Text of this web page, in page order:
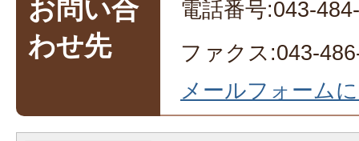
お問い合
わせ先
電話番号:043-
ファクス:043-
メールフォーム